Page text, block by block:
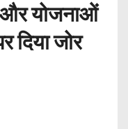
और योजनाओं
दिया जोर